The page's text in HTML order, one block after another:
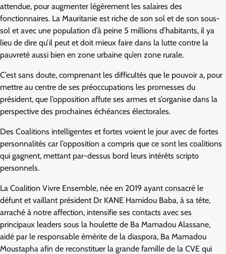
attendue, pour augmenter légèrement les salaires des
fonctionnaires. La Mauritanie est riche de son sol et de son sous-
sol et avec une population d’à peine 5 millions d’habitants, il ya
lieu de dire qu’il peut et doit mieux faire dans la lutte contre la
pauvreté aussi bien en zone urbaine qu’en zone rurale.
C’est sans doute, comprenant les difficultés que le pouvoir a, pour
mettre au centre de ses préoccupations les promesses du
président, que l’opposition affute ses armes et s’organise dans la
perspective des prochaines échéances électorales.
Des Coalitions intelligentes et fortes voient le jour avec de fortes
personnalités car l’opposition a compris que ce sont les coalitions
qui gagnent, mettant par-dessus bord leurs intérêts scripto
personnels.
La Coalition Vivre Ensemble, née en 2019 ayant consacré le
défunt et vaillant président Dr KANE Hamidou Baba, à sa tête,
arraché à notre affection, intensifie ses contacts avec ses
principaux leaders sous la houlette de Ba Mamadou Alassane,
aidé par le responsable émérite de la diaspora, Ba Mamadou
Moustapha afin de reconstituer la grande famille de la CVE qui